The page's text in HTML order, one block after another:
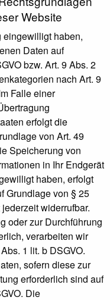
Website
haben,
Daten auf
bzw. Art. 9 Abs. 2
nach Art. 9
Falle einer
erfolgt die
von Art. 49
Speicherung von
in Ihr Endgerät
haben, erfolgt
Grundlage von § 25
widerrufbar.
oder zur Durchführung
verarbeiten wir
1 lit. b DSGVO.
sofern diese zur
erforderlich sind auf
Die